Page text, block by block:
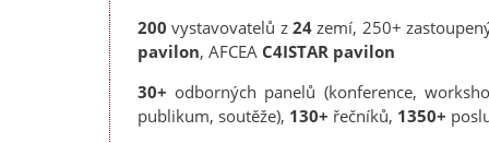
200vystavovatelů z24zemí, 250+
pavilon, AFCEA C4ISTAR pavilon
30+ odborných panelů (konference,
publikum, soutěže), 130+ řečníků, 1350+